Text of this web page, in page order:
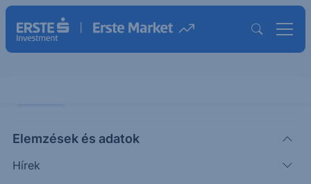
Elemzések és adatok
Hírek
sztárrészvény